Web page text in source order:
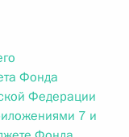
Фонда
Федерации
7 и